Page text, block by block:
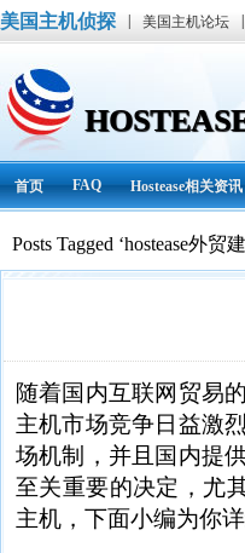
美国主机侦探 美国主机论坛
首页 FAQ Hostease相关资讯
Posts Tagged ‘hostease外贸
随着国内互联网贸易
主机市场竞争日益激
场机制，并且国内提
至关重要的决定，尤
主机，下面小编为你详